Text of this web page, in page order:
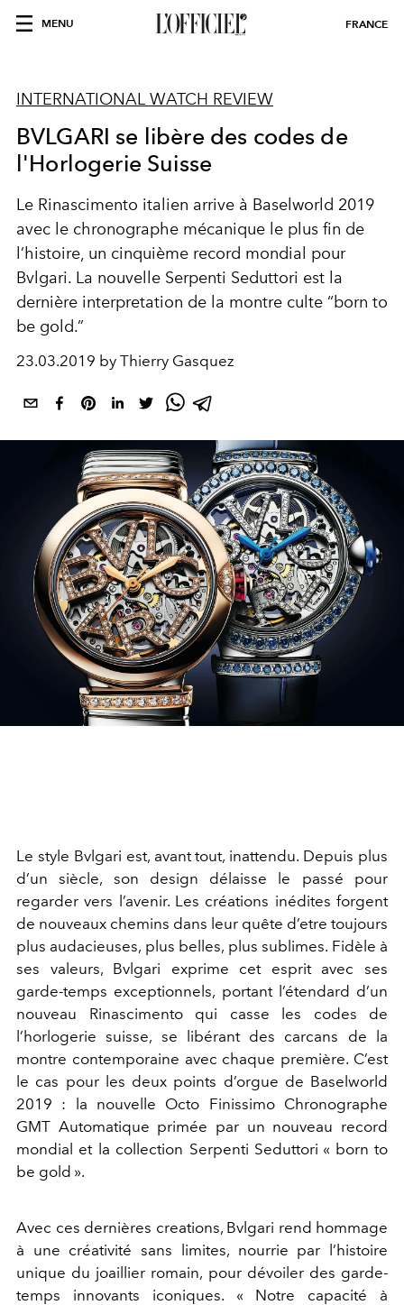
MENU FRANCE
INTERNATIONAL WATCH REVIEW
BVLGARI se libère des codes de
l'Horlogerie Suisse
Le Rinascimento italien arrive à Baselworld 2019
avec le chronographe mécanique le plus fin de
l’histoire, un cinquième record mondial pour
Bvlgari. La nouvelle Serpenti Seduttori est la
dernière interpretation de la montre culte “born to
be gold.”
23.03.2019 by Thierry Gasquez
Le style Bvlgari est, avant tout, inattendu. Depuis plus
d’un siècle, son design délaisse le passé pour
regarder vers l’avenir. Les créations inédites forgent
de nouveaux chemins dans leur quête d’etre toujours
plus audacieuses, plus belles, plus sublimes. Fidèle à
ses valeurs, Bvlgari exprime cet esprit avec ses
garde-temps exceptionnels, portant l’étendard d’un
nouveau Rinascimento qui casse les codes de
l’horlogerie suisse, se libérant des carcans de la
montre contemporaine avec chaque première. C’est
le cas pour les deux points d’orgue de Baselworld
2019 : la nouvelle Octo Finissimo Chronographe
GMT Automatique primée par un nouveau record
mondial et la collection Serpenti Seduttori « born to
be gold ».
Avec ces dernières creations, Bvlgari rend hommage
à une créativité sans limites, nourrie par l’histoire
unique du joaillier romain, pour dévoiler des garde-
temps innovants iconiques. « Notre capacité à